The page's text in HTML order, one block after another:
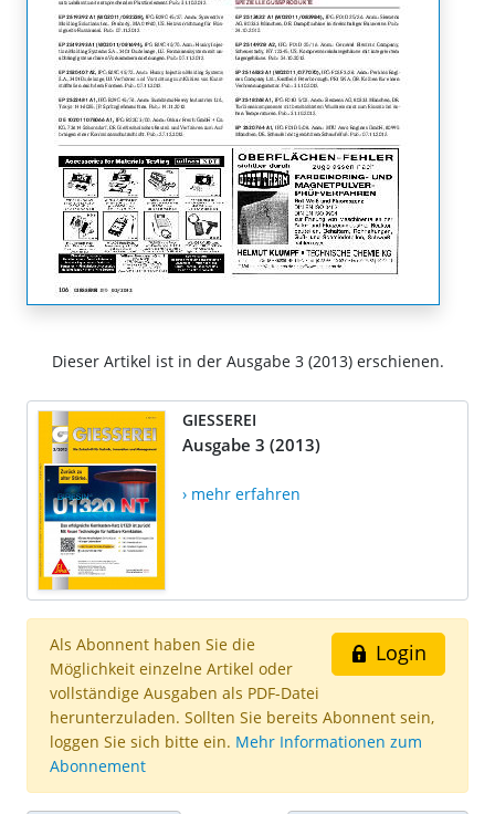
Dieser Artikel ist in der Ausgabe 3 (2013) erschienen.
GIESSEREI
Ausgabe 3 (2013)
› mehr erfahren
Login
Als Abonnent haben Sie die
Möglichkeit einzelne Artikel oder
vollständige Ausgaben als PDF-Datei
herunterzuladen. Sollten Sie bereits Abonnent sein,
loggen Sie sich bitte ein. Mehr Informationen zum
Abonnement